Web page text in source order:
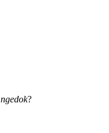
ngedok?